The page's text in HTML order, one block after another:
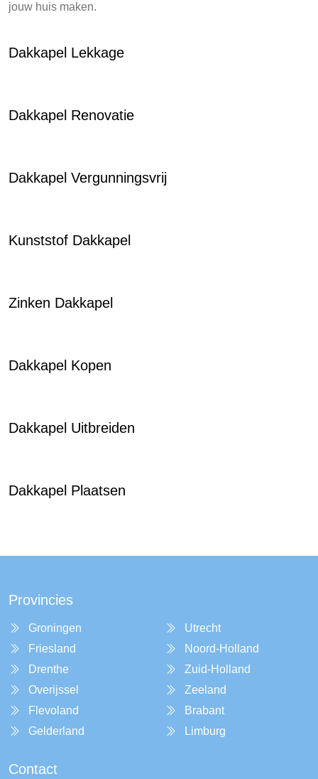
jouw huis maken.
Dakkapel Lekkage
Dakkapel Renovatie
Dakkapel Vergunningsvrij
Kunststof Dakkapel
Zinken Dakkapel
Dakkapel Kopen
Dakkapel Uitbreiden
Dakkapel Plaatsen
Provincies
Groningen
Friesland
Drenthe
Overijssel
Flevoland
Gelderland
Utrecht
Noord-Holland
Zuid-Holland
Zeeland
Brabant
Limburg
Contact